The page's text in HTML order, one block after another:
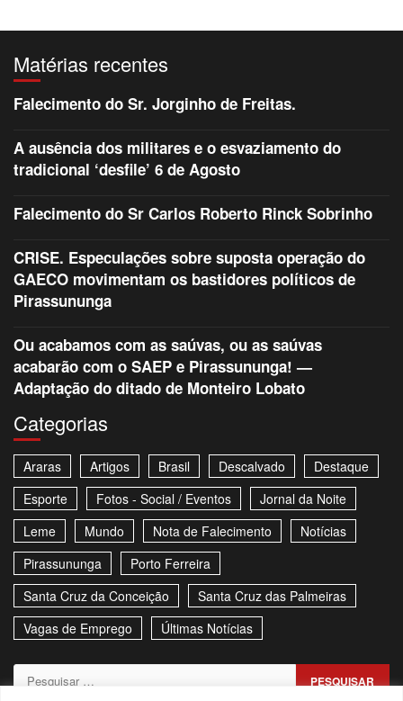
Matérias recentes
Falecimento do Sr. Jorginho de Freitas.
A ausência dos militares e o esvaziamento do
tradicional ‘desfile’ 6 de Agosto
Falecimento do Sr Carlos Roberto Rinck Sobrinho
CRISE. Especulações sobre suposta operação do
GAECO movimentam os bastidores políticos de
Pirassununga
Ou acabamos com as saúvas, ou as saúvas
acabarão com o SAEP e Pirassununga! —
Adaptação do ditado de Monteiro Lobato
Categorias
Araras Artigos Brasil Descalvado
Destaque
Esporte
Fotos - Social / Eventos
Jornal da Noite
Leme
Mundo Nota de Falecimento
Notícias
Pirassununga
Porto Ferreira
Santa Cruz da Conceição
Santa Cruz das Palmeiras
Vagas de Emprego
Últimas Notícias
Pesquisar